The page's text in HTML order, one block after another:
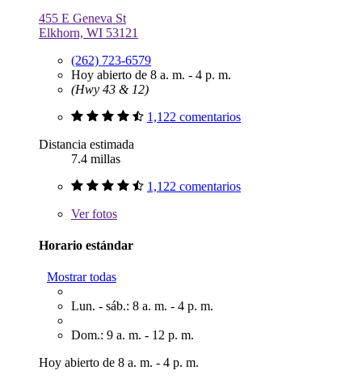
455 E Geneva St
Elkhorn, WI 53121
(262) 723-6579
Hoy abierto de 8 a. m. - 4 p. m.
(Hwy 43 & 12)
1,122 comentarios
Distancia estimada
7.4 millas
1,122 comentarios
Verfotos
Horario estándar
Mostrar todas
Lun. - sáb.: 8 a. m. - 4 p. m.
Dom.: 9 a. m. - 12 p. m.
Hoy abierto de 8 a. m. - 4 p. m.